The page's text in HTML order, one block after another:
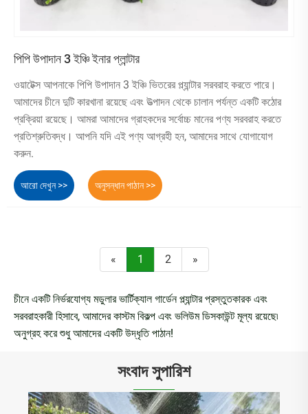
পিপি উপাদান 3 ইঞ্চি ইনার প্লান্টার
ওয়াটেক্স আপনাকে পিপি উপাদান 3 ইঞ্চি ভিতরের প্ল্যান্টার সরবরাহ করতে পারে।
আমাদের চীনে দুটি কারখানা রয়েছে এবং উত্পাদন থেকে চালান পর্যন্ত একটি কঠোর
প্রক্রিয়া রয়েছে। আমরা আমাদের গ্রাহকদের সর্বোচ্চ মানের পণ্য সরবরাহ করতে
প্রতিশ্রুতিবদ্ধ। আপনি যদি এই পণ্য আগ্রহী হন, আমাদের সাথে যোগাযোগ
করুন.
আরো দেখুন >> অনুসন্ধান পাঠান >>
« 1 2 »
চীনে একটি নির্ভরযোগ্য মডুলার ভার্টিক্যাল গার্ডেন প্ল্যান্টার প্রস্তুতকারক এবং
সরবরাহকারী হিসাবে, আমাদের কাস্টম বিকল্প এবং ভলিউম ডিসকাউন্ট মূল্য রয়েছে৷
অনুগ্রহ করে শুধু আমাদের একটি উদ্ধৃতি পাঠান!
সংবাদ সুপারিশ